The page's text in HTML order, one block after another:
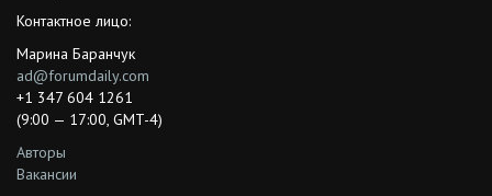
Контактное лицо:
Марина Баранчук
ad@forumdaily.com
+1 347 604 1261
(9:00 — 17:00, GMT-4)
Авторы
Вакансии